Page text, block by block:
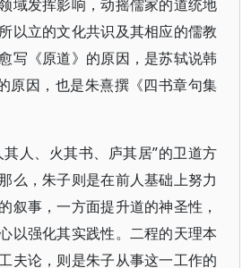
域发挥影响，动摇儒家的道统地
以立的文化共识及其相应的儒教
写《原道》的原因，是苏轼说韩
原因，也是朱熹撰《四书章句集
其人、火其书、庐其居”的卫道方
么，朱子则是在前人基础上努力
叙事，一方面提升道的神圣性，
以强化其实践性。二程的天理本
夫论，则是朱子从事这一工作的